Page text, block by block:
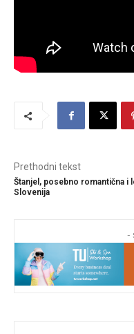
Prethodni tekst
Štanjel, posebno romantična i
Slovenija
-